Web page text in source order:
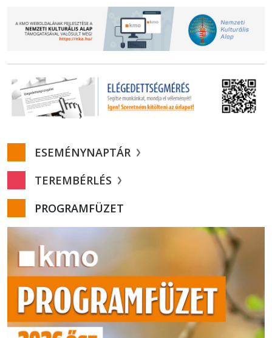
ESEMÉNYNAPTÁR
TEREMBÉRLÉS
PROGRAMFÜZET